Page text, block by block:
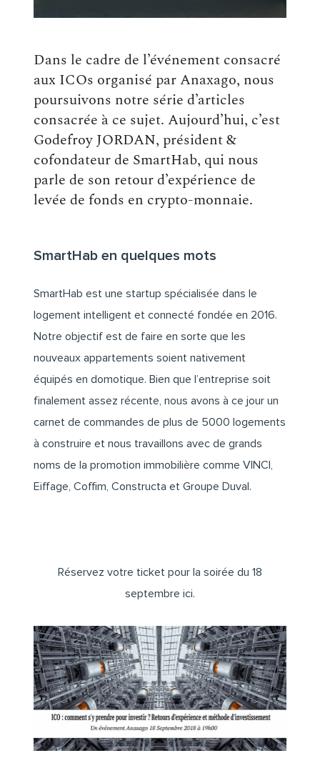
Dans le cadre de l’événement consacré
aux ICOs organisé par Anaxago, nous
poursuivons notre série d’articles
consacrée à ce sujet. Aujourd’hui, c’est
Godefroy JORDAN, président &
cofondateur de SmartHab, qui nous
parle de son retour d’expérience de
levée de fonds en crypto-monnaie.
SmartHab en quelques mots
SmartHab est une startup spécialisée dans le
logement intelligent et connecté fondée en 2016.
Notre objectif est de faire en sorte que les
nouveaux appartements soient nativement
équipés en domotique. Bien que l’entreprise soit
finalement assez récente, nous avons à ce jour un
carnet de commandes de plus de 5000 logements
à construire et nous travaillons avec de grands
noms de la promotion immobilière comme VINCI,
Eiffage, Coffim, Constructa et Groupe Duval.
Réservez votre ticket pour la soirée du 18
septembre ici.